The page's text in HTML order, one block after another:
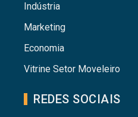
Indústria
Marketing
Economia
Vitrine Setor Moveleiro
REDES SOCIAIS